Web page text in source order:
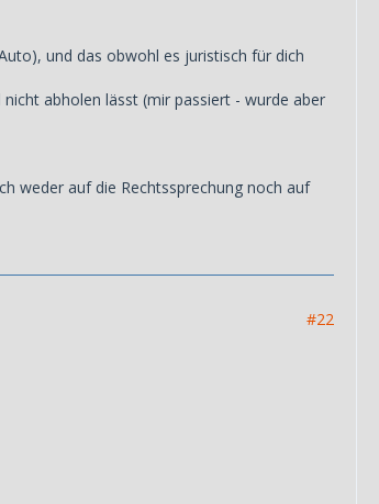
und das obwohl es juristisch für dich
abholen lässt (mir passiert - wurde aber
weder auf die Rechtssprechung noch auf
#22